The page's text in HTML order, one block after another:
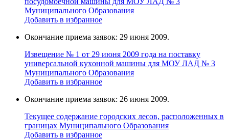
Муниципального Образования
Добавить в избранное
Окончание приема заявок: 29 июня 2009.
Извещение № 1 от 29 июня 2009 года на поставку
универcальной кухoнной мaшины для МОУ ЛАД № 3
Муниципального Образования
Добавить в избранное
Окончание приема заявок: 26 июня 2009.
Текущее содержание городских лесов, расположенных в
границах Муниципального Образования
Добавить в избранное